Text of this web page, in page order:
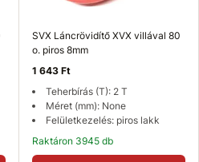
SVX Láncrövidítő XVX villával 80
o. piros 8mm
1 643 Ft
Teherbírás (T): 2 T
Méret (mm): None
Felületkezelés: piros lakk
Raktáron 3945 db